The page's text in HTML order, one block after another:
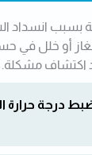
انسداد
أو خلل في
اكتشاف مشكلة.
درجة حرارة